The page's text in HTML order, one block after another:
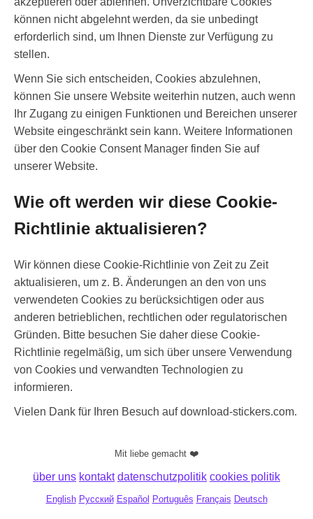
können nicht abgelehnt werden, da sie unbedingt
erforderlich sind, um Ihnen Dienste zur Verfügung zu
stellen.
Wenn Sie sich entscheiden, Cookies abzulehnen,
können Sie unsere Website weiterhin nutzen, auch wenn
Ihr Zugang zu einigen Funktionen und Bereichen unserer
Website eingeschränkt sein kann. Weitere Informationen
über den Cookie Consent Manager finden Sie auf
unserer Website.
Wie oft werden wir diese Cookie-
Richtlinie aktualisieren?
Wir können diese Cookie-Richtlinie von Zeit zu Zeit
aktualisieren, um z. B. Änderungen an den von uns
verwendeten Cookies zu berücksichtigen oder aus
anderen betrieblichen, rechtlichen oder regulatorischen
Gründen. Bitte besuchen Sie daher diese Cookie-
Richtlinie regelmäßig, um sich über unsere Verwendung
von Cookies und verwandten Technologien zu
informieren.
Vielen Dank für Ihren Besuch auf download-stickers.com.
Mit liebe gemacht ❤️
über uns kontakt datenschutzpolitik cookies politik
English Русский Español Português Français Deutsch